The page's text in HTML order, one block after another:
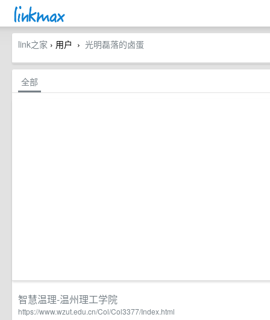
link之家 › 用户 › 光明磊落的卤蛋
全部
智慧温理-温州理工学院
https://www.wzut.edu.cn/Col/Col3377/Index.html